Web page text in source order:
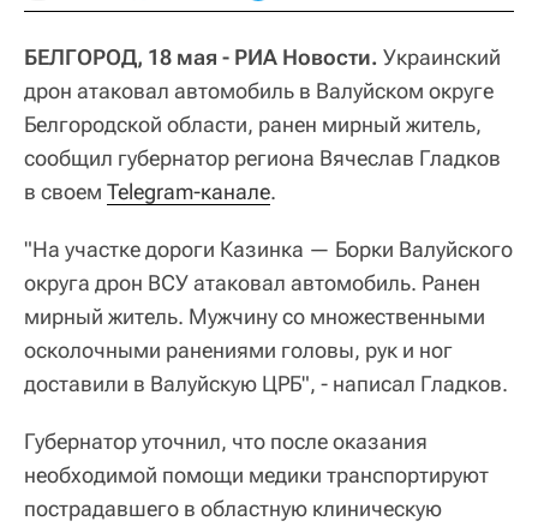
БЕЛГОРОД, 18 мая - РИА Новости. Украинский
дрон атаковал автомобиль в Валуйском округе
Белгородской области, ранен мирный житель,
сообщил губернатор региона Вячеслав Гладков
в своем Telegram-канале.
"На участке дороги Казинка — Борки Валуйского
округа дрон ВСУ атаковал автомобиль. Ранен
мирный житель. Мужчину со множественными
осколочными ранениями головы, рук и ног
доставили в Валуйскую ЦРБ", - написал Гладков.
Губернатор уточнил, что после оказания
необходимой помощи медики транспортируют
пострадавшего в областную клиническую